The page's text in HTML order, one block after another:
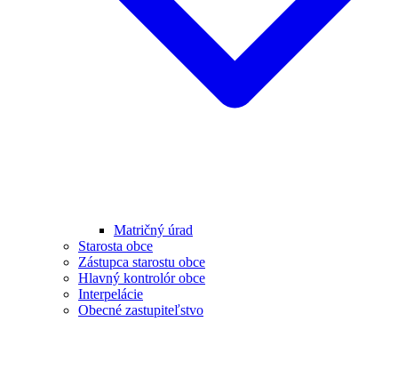
Matričný úrad
Starosta obce
Zástupca starostu obce
Hlavný kontrolór obce
Interpelácie
Obecné zastupiteľstvo